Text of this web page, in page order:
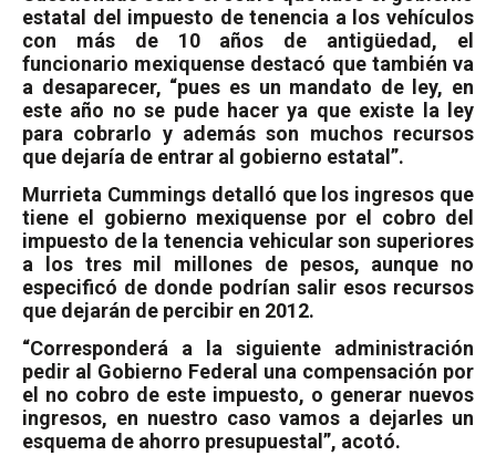
estatal del impuesto de tenencia a los vehículos
con más de 10 años de antigüedad, el
funcionario mexiquense destacó que también va
a desaparecer, “pues es un mandato de ley, en
este año no se pude hacer ya que existe la ley
para cobrarlo y además son muchos recursos
que dejaría de entrar al gobierno estatal”.
Murrieta Cummings detalló que los ingresos que
tiene el gobierno mexiquense por el cobro del
impuesto de la tenencia vehicular son superiores
a los tres mil millones de pesos, aunque no
especificó de donde podrían salir esos recursos
que dejarán de percibir en 2012.
“Corresponderá a la siguiente administración
pedir al Gobierno Federal una compensación por
el no cobro de este impuesto, o generar nuevos
ingresos, en nuestro caso vamos a dejarles un
esquema de ahorro presupuestal”, acotó.